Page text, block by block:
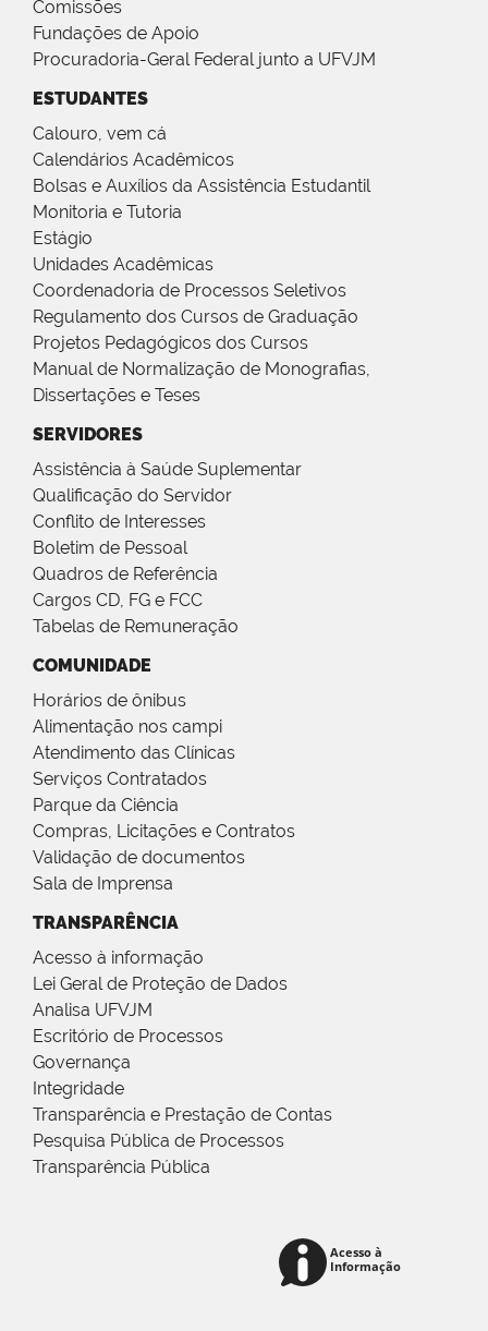
Comissões
Fundações de Apoio
Procuradoria-Geral Federal junto a UFVJM
ESTUDANTES
Calouro, vem cá
Calendários Acadêmicos
Bolsas e Auxílios da Assistência Estudantil
Monitoria e Tutoria
Estágio
Unidades Acadêmicas
Coordenadoria de Processos Seletivos
Regulamento dos Cursos de Graduação
Projetos Pedagógicos dos Cursos
Manual de Normalização de Monografias,
Dissertações e Teses
SERVIDORES
Assistência à Saúde Suplementar
Qualificação do Servidor
Conflito de Interesses
Boletim de Pessoal
Quadros de Referência
Cargos CD, FG e FCC
Tabelas de Remuneração
COMUNIDADE
Horários de ônibus
Alimentação nos campi
Atendimento das Clínicas
Serviços Contratados
Parque da Ciência
Compras, Licitações e Contratos
Validação de documentos
Sala de Imprensa
TRANSPARÊNCIA
Acesso à informação
Lei Geral de Proteção de Dados
Analisa UFVJM
Escritório de Processos
Governança
Integridade
Transparência e Prestação de Contas
Pesquisa Pública de Processos
Transparência Pública